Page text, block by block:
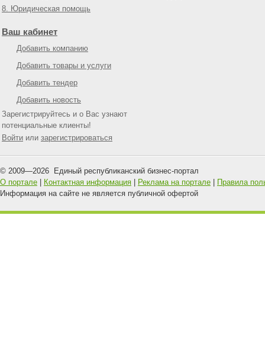
8. Юридическая помощь
Ваш кабинет
Добавить компанию
Добавить товары и услуги
Добавить тендер
Добавить новость
Зарегистрируйтесь и о Вас узнают
потенциальные клиенты!
Войти или зарегистрироваться
© 2009—2026 Единый республиканский бизнес-портал
О портале
Контактная информация Реклама на портале
Правила
Информация на сайте не является публичной офертой